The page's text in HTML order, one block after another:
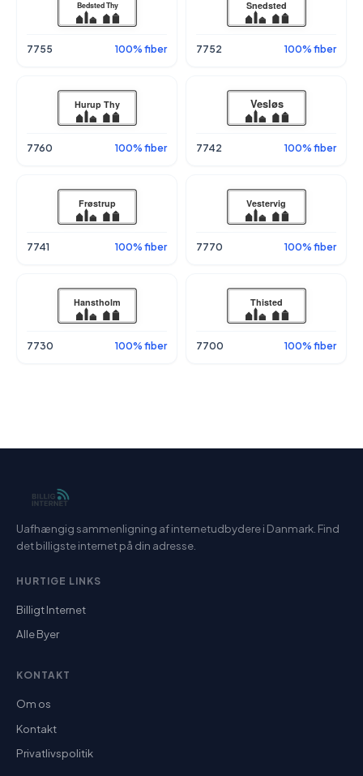
7755 100% fiber 7752 100% fiber
7760 100% fiber 7742 100% fiber
7741 100% fiber 7770 100% fiber
7730 100% fiber 7700 100% fiber
Uafhængig sammenligning af internetudbydere i Danmark. Find
det billigste internet på din adresse.
HURTIGE LINKS
Billigt Internet
Alle Byer
KONTAKT
Om os
Kontakt
Privatlivspolitik